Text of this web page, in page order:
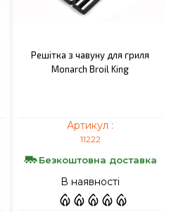
Решітка з чавуну для гриля
Monarch Broil King
Артикул :
11222
Безкоштовна доставка
В наявності